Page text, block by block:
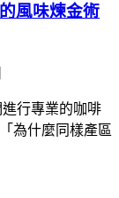
風味煉金術
行專業的咖啡
為什麼同樣產區